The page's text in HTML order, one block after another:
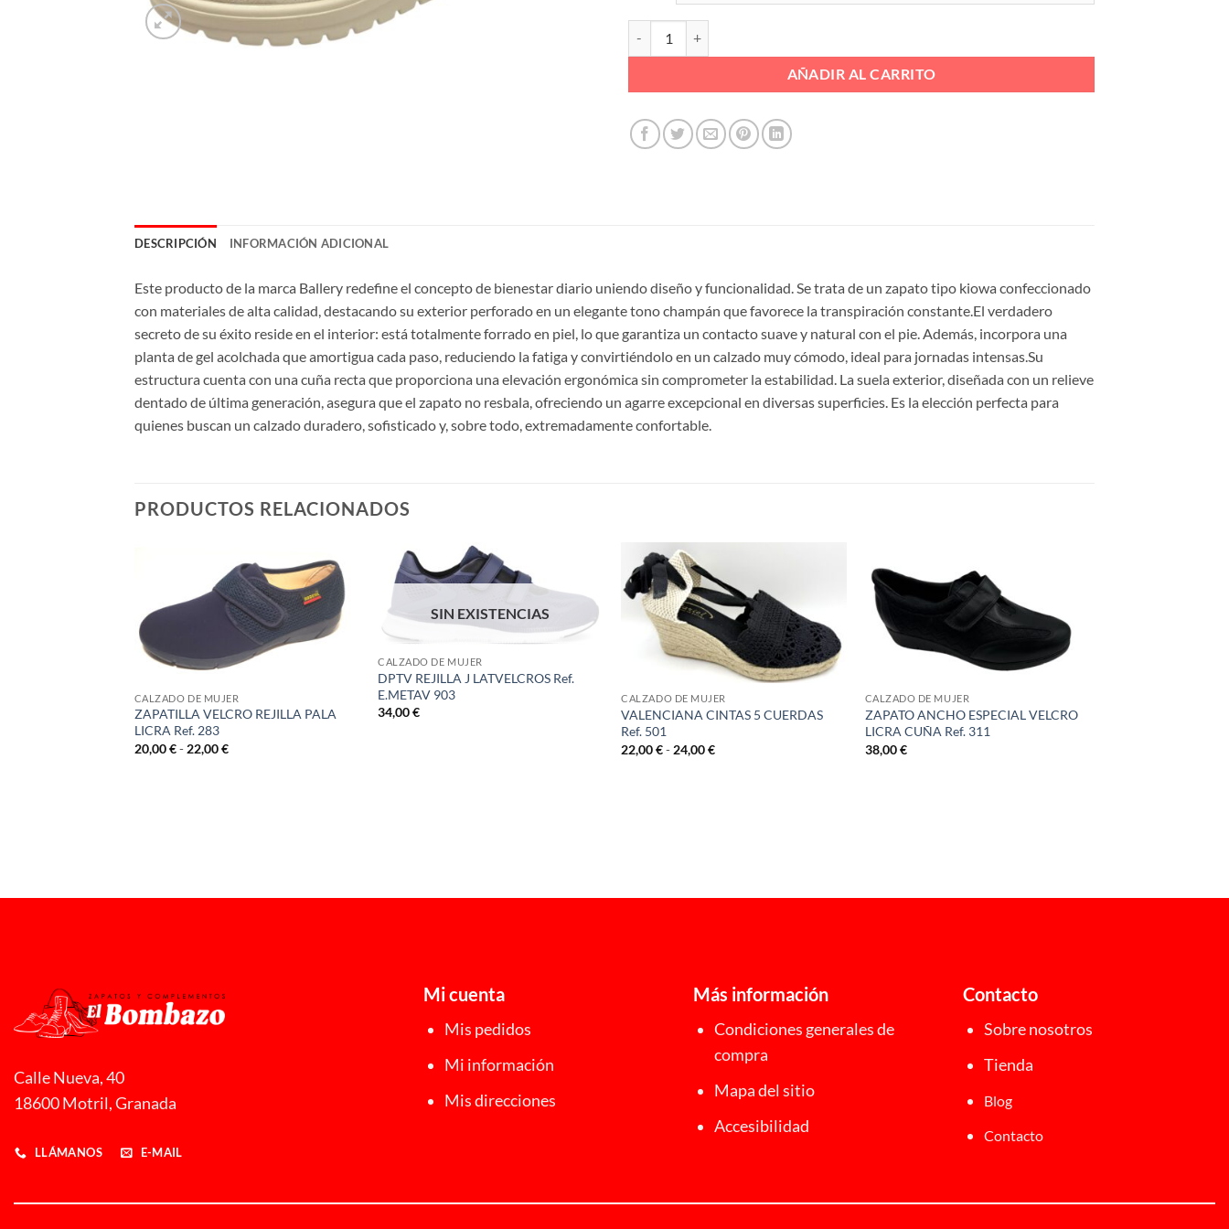
AÑADIR AL CARRITO
DESCRIPCIÓN INFORMACIÓN ADICIONAL
Este producto de la marca Ballery redefine el concepto de bienestar diario uniendo diseño y funcionalidad. Se trata de un zapato tipo kiowa confeccionado
con materiales de alta calidad, destacando su exterior perforado en un elegante tono champán que favorece la transpiración constante.El verdadero
secreto de su éxito reside en el interior: está totalmente forrado en piel, lo que garantiza un contacto suave y natural con el pie. Además, incorpora una
planta de gel acolchada que amortigua cada paso, reduciendo la fatiga y convirtiéndolo en un calzado muy cómodo, ideal para jornadas intensas.Su
estructura cuenta con una cuña recta que proporciona una elevación ergonómica sin comprometer la estabilidad. La suela exterior, diseñada con un relieve
dentado de última generación, asegura que el zapato no resbala, ofreciendo un agarre excepcional en diversas superficies. Es la elección perfecta para
quienes buscan un calzado duradero, sofisticado y, sobre todo, extremadamente confortable.
PRODUCTOS RELACIONADOS
CALZADO DE MUJER
ZAPATILLA VELCRO REJILLA PALA
LICRA Ref. 283
20,00€- 22,00€Rango
SIN EXISTENCIAS
CALZADO DE MUJER
DPTV REJILLA J LATVELCROS Ref.
E.METAV 903
34,00€
CALZADO DE MUJER
VALENCIANA CINTAS 5 CUERDAS
Ref. 501
22,00€- 24,00€Rango
CALZADO DE MUJER
ZAPATO ANCHO ESPECIAL VELCRO
LICRA CUÑA Ref. 311
38,00€
Calle Nueva, 40
18600 Motril, Granada
LLÁMANOS E-MAIL
Mi cuenta
Mis pedidos
Mi información
Mis direcciones
Más información
Condiciones generales de
compra
Mapa del sitio
Accesibilidad
Contacto
Sobre nosotros
Tienda
Blog
Contacto